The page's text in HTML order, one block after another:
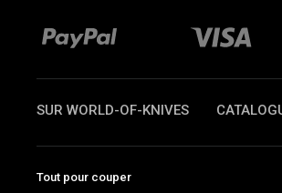
SUR WORLD-OF-KNIVES
Tout pour couper